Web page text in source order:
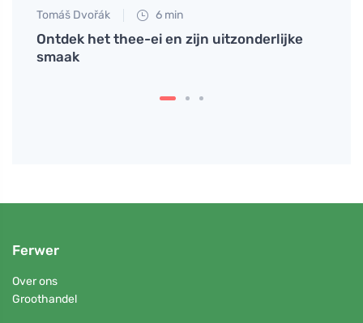
Tomáš Dvořák 6 min
Ontdek het thee-ei en zijn uitzonderlijke
smaak
Ferwer
Over ons
Groothandel